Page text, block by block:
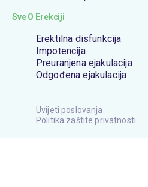
Sve O Erekciji
Erektilna disfunkcija
Impotencija
Preuranjena ejakulacija
Odgođena ejakulacija
Uvijeti poslovanja
Politika zaštite privatnosti